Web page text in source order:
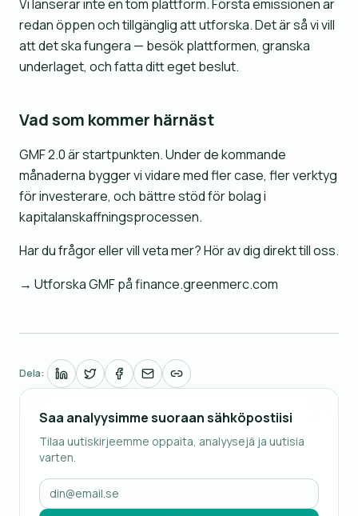
Vi lanserar inte en tom plattform. Första emissionen är
redan öppen och tillgänglig att utforska. Det är så vi vill
att det ska fungera — besök plattformen, granska
underlaget, och fatta ditt eget beslut.
Vad som kommer härnäst
GMF 2.0 är startpunkten. Under de kommande
månaderna bygger vi vidare med fler case, fler verktyg
för investerare, och bättre stöd för bolag i
kapitalanskaffningsprocessen.
Har du frågor eller vill veta mer? Hör av dig direkt till oss.
→ Utforska GMF på finance.greenmerc.com
Dela:
Saa analyysimme suoraan sähköpostiisi
Tilaa uutiskirjeemme oppaita, analyysejä ja uutisia
varten.